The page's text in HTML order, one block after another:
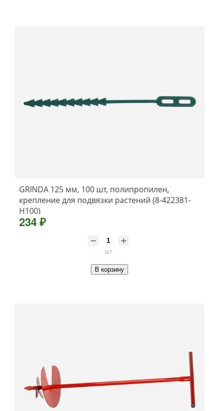
GRINDA 125 мм, 100 шт, полипропилен,
крепление для подвязки растений (8-422381-
H100)
234 ₽
шт
В корзину